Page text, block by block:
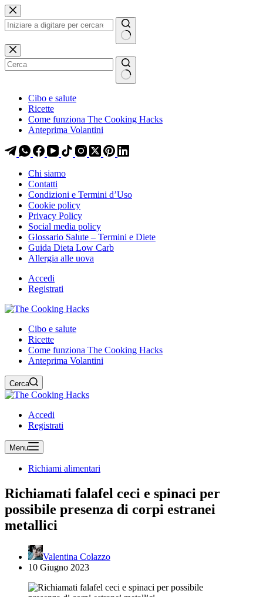
Salta
al
contenuto
Salta
al
contenuto
Nessun
risultato
Cibo e salute
Ricette
Come funziona The Cooking Hacks
Anteprima Volantini
Chi siamo
Contatti
Condizioni e Termini d’Uso
Cookie policy
Privacy Policy
Social media policy
Glossario Salute – Termini e Diete
Guida Dieta Low Carb
Allergia alle uova
Accedi
Registrati
Cibo e salute
Ricette
Come funziona The Cooking Hacks
Anteprima Volantini
Cerca
Accedi
Registrati
Menu
Richiami alimentari
Richiamati falafel ceci e spinaci per
possibile presenza di corpi estranei
metallici
Valentina Colazzo
10 Giugno 2023